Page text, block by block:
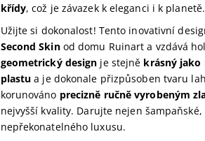
křídy, což je závazek k eleganci i k
Užijte si dokonalost! Tento inovativní
Second Skinod domu Ruinart a vzdává
geometrický design je stejně krásný
plastu a je dokonale přizpůsoben tvaru
korunováno precizně ručně vyrobeným
nejvyšší kvality. Darujte nejen
nepřekonatelného luxusu.